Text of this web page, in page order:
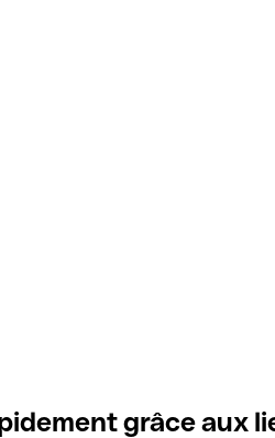
grâce aux